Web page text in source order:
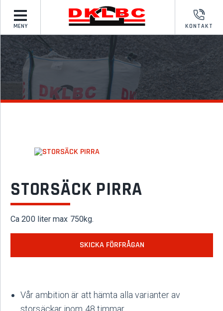
MENY KONTAKT
STORSÄCK PIRRA
Ca 200 liter max 750kg.
SKICKA FÖRFRÅGAN
Vår ambition är att hämta alla varianter av
storsäckar inom 48 timmar.